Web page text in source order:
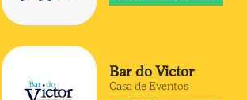
Bar do Victor
Casa de Eventos